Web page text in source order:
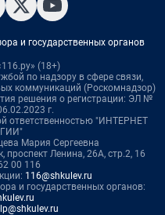
и государственных органов
(18+)
по надзору в сфере связи,
коммуникаций (Роскомнадзор)
решения о регистрации: ЭЛ №
г.
ответственностью "ИНТЕРНЕТ
Мария Сергеевна
проспект Ленина, 26А, стр.2, 16
00 116
116@shkulev.ru
и государственных органов: